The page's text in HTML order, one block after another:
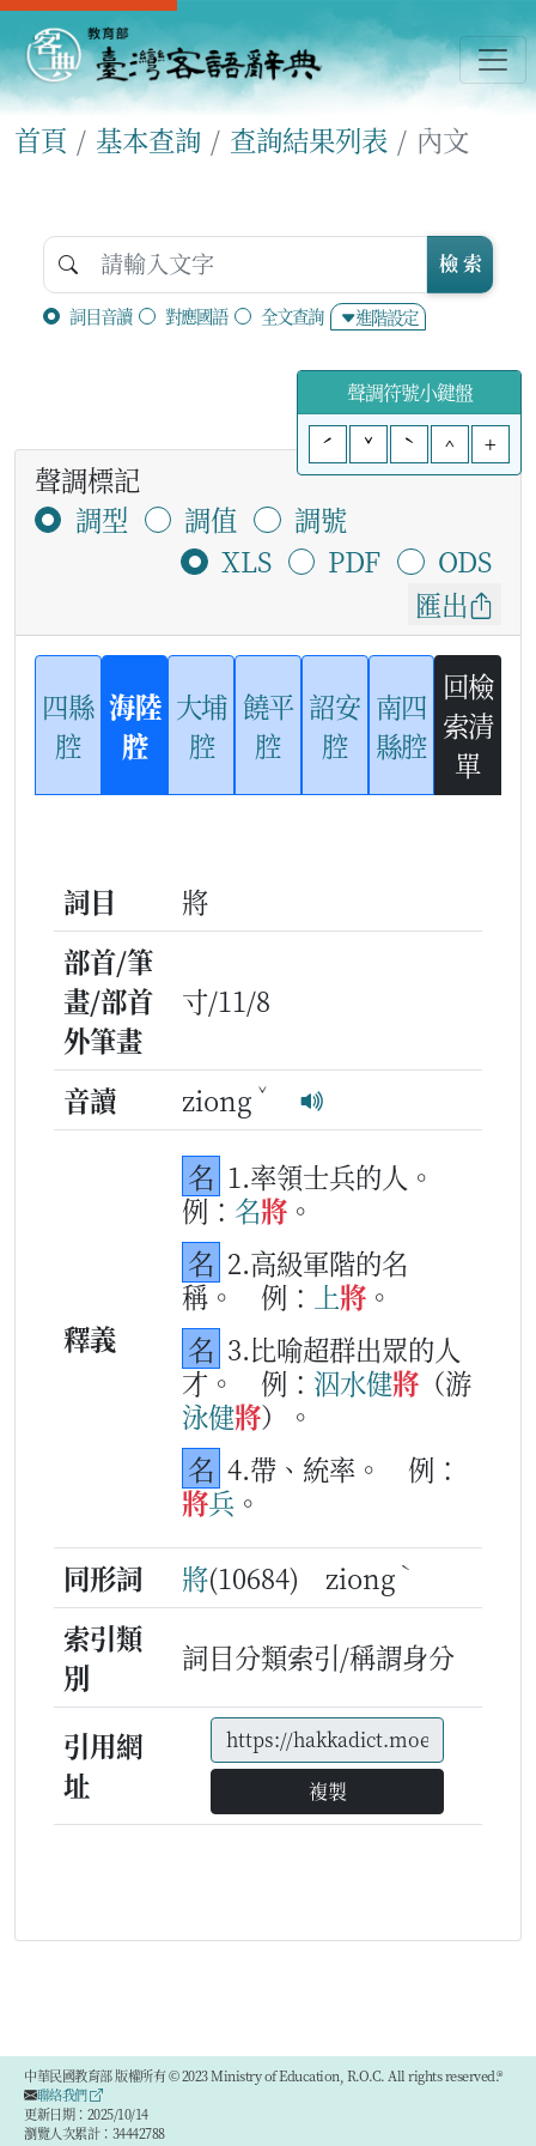
首頁 基本查詢 查詢結果列表 內文
詞目音讀 對應國語 全文查詢 進階設定
檢 索
聲調符號小鍵盤
ˊ
ˇ ˋ ^ +
聲調標記
調型
調值
調號
XLS
PDF
ODS
匯出
四縣
腔
海陸
腔
大埔
腔
饒平
腔
詔安
腔
南四
縣腔
回檢
索清
單
詞目
將
部首/筆
畫/部首
外筆畫
寸/11/8
音讀 ziong ˇ
釋義
名 1.率領士兵的人。
例： 名將 。
名 2.高級軍階的名
稱。
例： 上將 。
名 3.比喻超群出眾的人
才。
例： 泅水健將 （游
泳健將）。
名 4.帶、統率。
例：
將兵 。
同形詞
將(10684) ziong ˋ
索引類
別
詞目分類索引/稱謂身分
引用網
址
複製
中華民國教育部 版權所有 © 2023 Ministry of Education, R.O.C. All rights reserved.®
聯絡我們
更新日期：2025/10/14
瀏覽人次累計：34442788